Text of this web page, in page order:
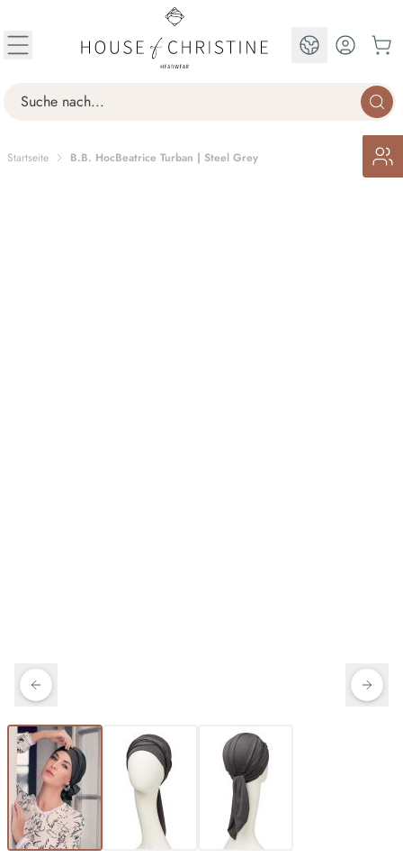
Search
DE
Startseite B.B. HocBeatrice Turban | Steel Grey